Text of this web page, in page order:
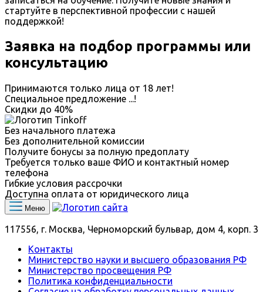
стартуйте в перспективной профессии с нашей
поддержкой!
Заявка на подбор программы или
консультацию
Принимаются только лица от 18 лет!
Специальное предложение ...!
Скидки до 40%
Без начального платежа
Без дополнительной комиссии
Получите бонусы за полную предоплату
Требуется только ваше ФИО и контактный номер
телефона
Гибкие условия рассрочки
Доступна оплата от юридического лица
Меню
117556, г. Москва, Черноморский бульвар, дом 4, корп. 3
Контакты
Министерство науки и высшего образования РФ
Министерство просвещения РФ
Политика конфиденциальности